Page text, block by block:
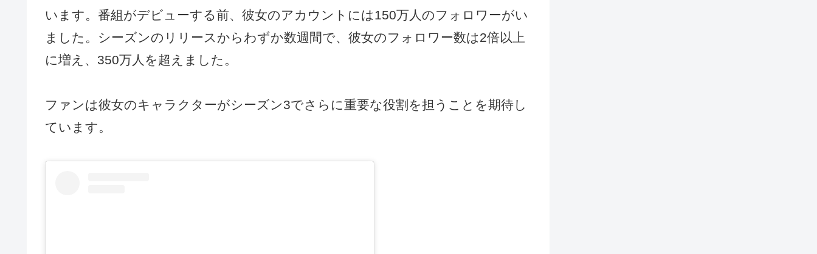
います。番組がデビューする前、彼女のアカウントには150万人のフォロワーがい
ました。シーズンのリリースからわずか数週間で、彼女のフォロワー数は2倍以上
に増え、350万人を超えました。
ファンは彼女のキャラクターがシーズン3でさらに重要な役割を担うことを期待し
ています。